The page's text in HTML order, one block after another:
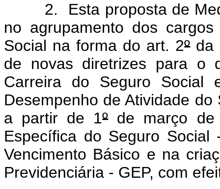
2. Esta proposta de
no agrupamento dos
Social na forma do art. 2ºda
de novas diretrizes para o
Carreira do Seguro Social
Desempenho de Atividade
a partir de 1ºde março de
Específica do Seguro
Vencimento Básico e na
Previdenciária - GEP, com